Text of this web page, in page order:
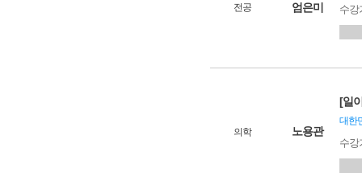
전공 엄은미 수
의학 노용관
[일
대한
수